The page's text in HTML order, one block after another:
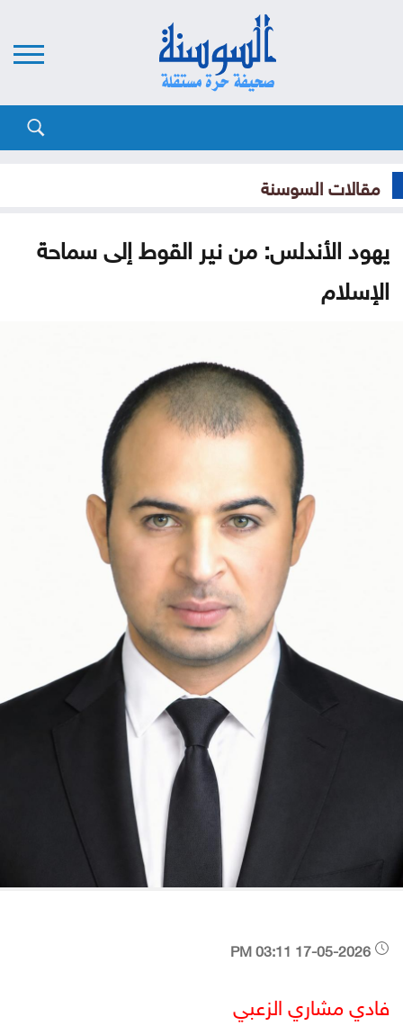
مقالات السوسنة
يهود الأندلس: من نير القوط إلى سماحة
الإسلام
فادي مشاري الزعبي